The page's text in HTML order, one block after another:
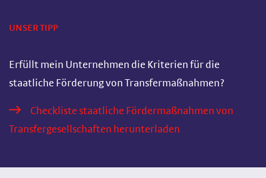
UNSER TIPP
Erfüllt mein Unternehmen die Kriterien für die
staatliche Förderung von Transfermaßnahmen?
Checkliste staatliche Fördermaßnahmen von
Transfergesellschaften herunterladen